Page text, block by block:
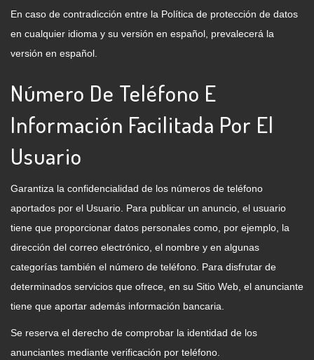
En caso de contradicción entre la Política de protección de datos
en cualquier idioma y su versión en español, prevalecerá la
versión en español.
Número De Teléfono E
Información Facilitada Por El
Usuario
Garantiza la confidencialidad de los números de teléfono
aportados por el Usuario. Para publicar un anuncio, el usuario
tiene que proporcionar datos personales como, por ejemplo, la
dirección del correo electrónico, el nombre y en algunas
categorías también el número de teléfono. Para disfrutar de
determinados servicios que ofrece, en su Sitio Web, el anunciante
tiene que aportar además información bancaria.
Se reserva el derecho de comprobar la identidad de los
anunciantes mediante verificación por teléfono.